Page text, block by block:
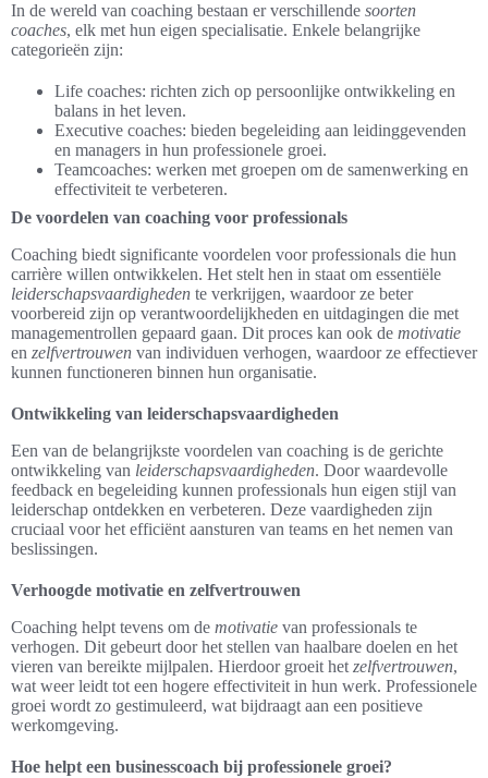
In de wereld van coaching bestaan er verschillende soorten
coaches, elk met hun eigen specialisatie. Enkele belangrijke
categorieën zijn:
Life coaches: richten zich op persoonlijke ontwikkeling en
balans in het leven.
Executive coaches: bieden begeleiding aan leidinggevenden
en managers in hun professionele groei.
Teamcoaches: werken met groepen om de samenwerking en
effectiviteit te verbeteren.
De voordelen van coaching voor professionals
Coaching biedt significante voordelen voor professionals die hun
carrière willen ontwikkelen. Het stelt hen in staat om essentiële
leiderschapsvaardigheden te verkrijgen, waardoor ze beter
voorbereid zijn op verantwoordelijkheden en uitdagingen die met
managementrollen gepaard gaan. Dit proces kan ook de motivatie
en zelfvertrouwen van individuen verhogen, waardoor ze effectiever
kunnen functioneren binnen hun organisatie.
Ontwikkeling van leiderschapsvaardigheden
Een van de belangrijkste voordelen van coaching is de gerichte
ontwikkeling van leiderschapsvaardigheden. Door waardevolle
feedback en begeleiding kunnen professionals hun eigen stijl van
leiderschap ontdekken en verbeteren. Deze vaardigheden zijn
cruciaal voor het efficiënt aansturen van teams en het nemen van
beslissingen.
Verhoogde motivatie en zelfvertrouwen
Coaching helpt tevens om de motivatie van professionals te
verhogen. Dit gebeurt door het stellen van haalbare doelen en het
vieren van bereikte mijlpalen. Hierdoor groeit het zelfvertrouwen,
wat weer leidt tot een hogere effectiviteit in hun werk. Professionele
groei wordt zo gestimuleerd, wat bijdraagt aan een positieve
werkomgeving.
Hoe helpt een businesscoach bij professionele groei?